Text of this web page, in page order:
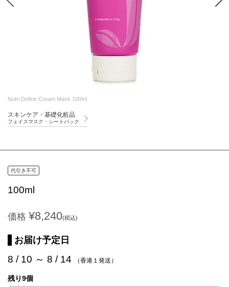
Nutri Define Cream Mask 100ml
スキンケア・基礎化粧品
フェイスマスク・シートパック
代引き不可
100ml
価格 ¥8,240(税込)
お届け予定日
8 / 10 ～ 8 / 14 （香港１発送）
残り9個